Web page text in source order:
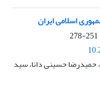
اسلامی ایران
251-278
حسینی دانا، سید